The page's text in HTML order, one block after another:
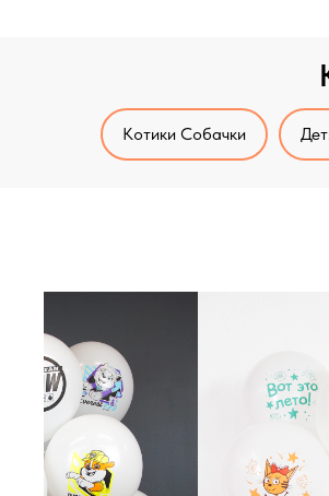
Котики Собачки